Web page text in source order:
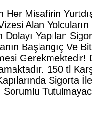
Her Misafirin
Alan Yolcuların
Yapılan
Başlangıç Ve
Gerekmektedir!
150 tl
Sigorta
Sorumlu